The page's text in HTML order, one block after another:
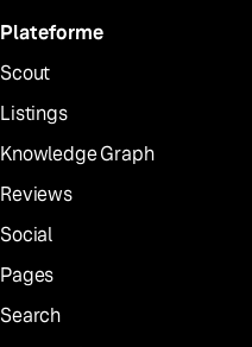
Plateforme
Scout
Listings
Knowledge Graph
Reviews
Social
Pages
Search